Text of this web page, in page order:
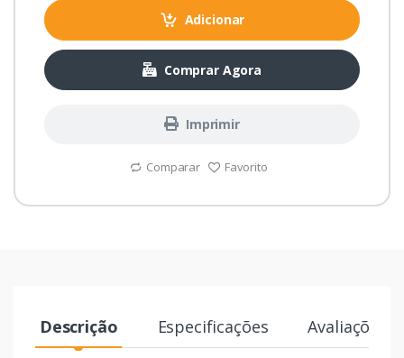
Adicionar
Comprar Agora
Imprimir
Comparar Favorito
Descrição Especificações Avaliações